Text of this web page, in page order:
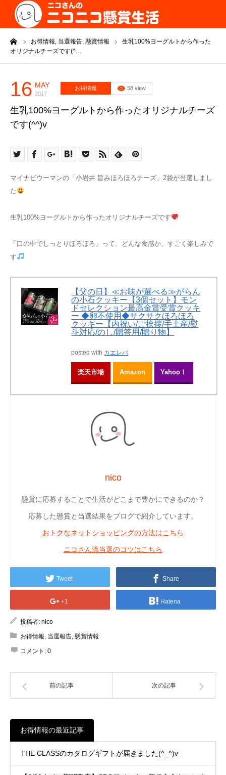
お得情報, 当選報告, 懸賞情報
生乳100%ヨーグルトから作った
オリジナルチーズです(^…
16 MAY
2017
お得情報 58 view
生乳100%ヨーグルトから作ったオリジナルチーズ
です(^^)v
マイナビウーマンの「小岩井 旨みほろほろチーズ」2袋が当選しまし
た
生乳100%ヨーグルトから作ったオリジナルチーズです
「口の中でしっとりほろほろ」って、
どんな食感か、すごく楽しみで
す
【父の日】≪お味が選べる≫がらん
の小石クッキー【3個セット】モン
ドセレクション最高金賞受賞クッキ
ー ◆卵不使用◆サクサクほろほろ
クッキー【内祝い/ご挨拶/手土産/熨
斗対応/のし/贈答用/贈り物】
posted with カエレバ
楽天市場 Amazon Yahoo！
nico
懸賞に応募することで生活がどこまで豊かにできるのか？
応募した懸賞と当選結果をブログで紹介しています。
おトクなネットショッピングの方法はこちら
ニコさん流当選のコツはこちら
Tweet Share
+1 Hatena
投稿者: nico
お得情報, 当選報告, 懸賞情報
コメント: 0
前の記事 次の記事
お得情報の最近記事
THE CLASSのカタログギフトが届きました(^_^)v